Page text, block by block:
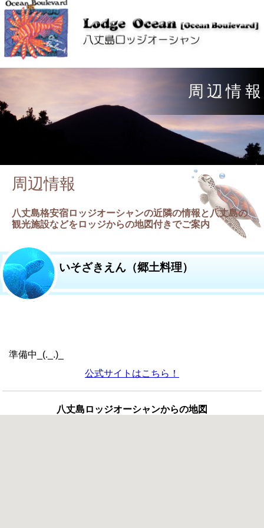
周 辺情 報
周辺情報
八丈島格安宿ロッジオーシャンの近隣の情報と八丈島の
観光施設などをロッジからの地図付きでご案内
いそざきえん（郷土料理）
準備中_(._.)_
公式サイトはこちら！
八丈島ロッジオーシャンからの地図